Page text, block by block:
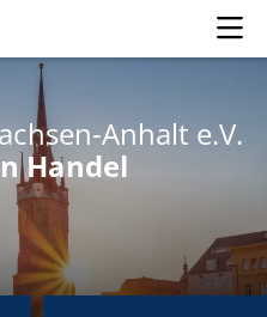
Anhalt e.V.
Handel